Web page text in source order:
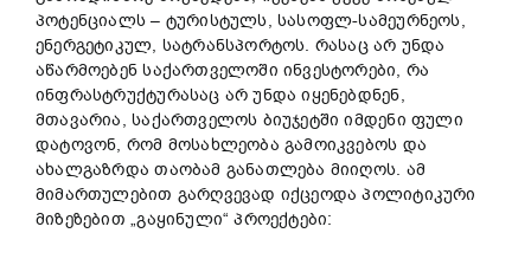
პოტენციალს – ტურისტულს, სასოფლ-სამეურნეოს,
ენერგეტიკულ, სატრანსპორტოს. რასაც არ უნდა
აწარმოებენ საქართველოში ინვესტორები, რა
ინფრასტრუქტურასაც არ უნდა იყენებდნენ,
მთავარია, საქართველოს ბიუჯეტში იმდენი ფული
დატოვონ, რომ მოსახლეობა გამოიკვებოს და
ახალგაზრდა თაობამ განათლება მიიღოს. ამ
მიმართულებით გარღვევად იქცეოდა პოლიტიკური
მიზეზებით „გაყინული“ პროექტები: